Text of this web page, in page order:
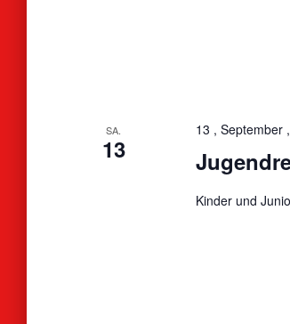
SA.
13
13 , September
Kinder und